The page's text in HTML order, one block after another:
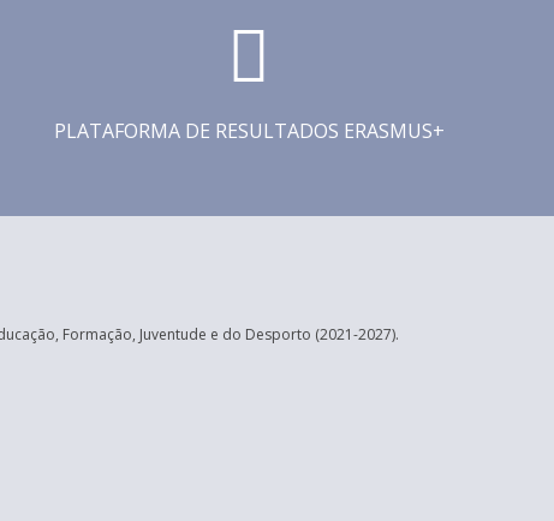
PLATAFORMA DE RESULTADOS ERASMUS+
Formação, Juventude e do Desporto (2021-2027).